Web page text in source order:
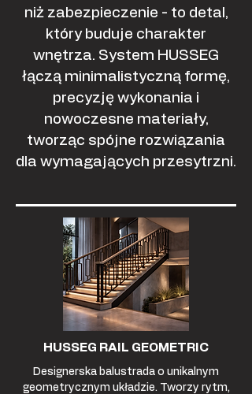
niż zabezpieczenie - to detal,
który buduje charakter
wnętrza. System HUSSEG
łączą minimalistyczną formę,
precyzję wykonania i
nowoczesne materiały,
tworząc spójne rozwiązania
dla wymagających przesytrzni.
HUSSEG RAIL GEOMETRIC
Designerska balustrada o unikalnym
geometrycznym układzie. Tworzy rytm,